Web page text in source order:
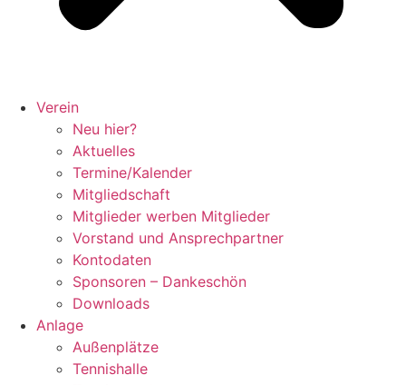
Verein
Neu hier?
Aktuelles
Termine/Kalender
Mitgliedschaft
Mitglieder werben Mitglieder
Vorstand und Ansprechpartner
Kontodaten
Sponsoren – Dankeschön
Downloads
Anlage
Außenplätze
Tennishalle